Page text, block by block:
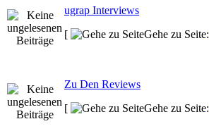
ugrap Interviews
[
Gehe zu Seite:
Zu Den Reviews
[
Gehe zu Seite: